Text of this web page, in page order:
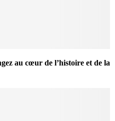
au cœur de l’histoire et de la